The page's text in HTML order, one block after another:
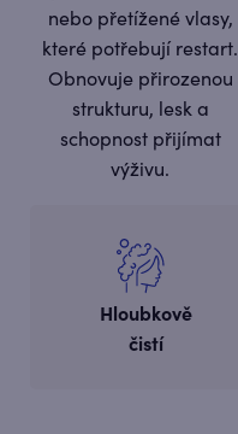
Hloubkově
čistí
nebo přetížené vlasy,
které potřebují restart.
Obnovuje přirozenou
strukturu, lesk a
schopnost přijímat
výživu.